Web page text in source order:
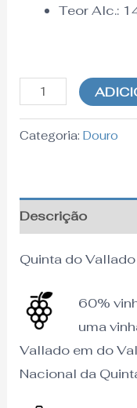
Teor Alc.:
Categoria:Douro
Descrição
Quinta do
60%
uma
Vallado em do
Nacional da